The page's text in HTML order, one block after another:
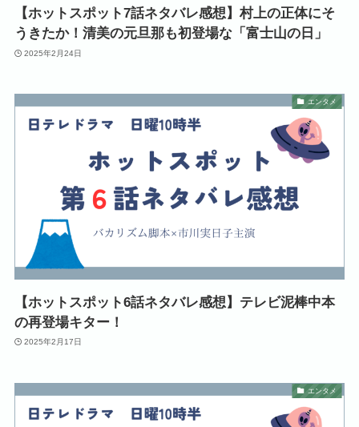
【ホットスポット7話ネタバレ感想】村上の正体にそ
うきたか！清美の元旦那も初登場な「富士山の日」
2025年2月24日
エンタメ
【ホットスポット6話ネタバレ感想】テレビ泥棒中本
の再登場キター！
2025年2月17日
エンタメ